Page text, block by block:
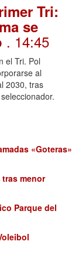
Tri:
se
. 14:45
el Tri. Pol
al
2030, tras
«Goteras»
menor
Parque del